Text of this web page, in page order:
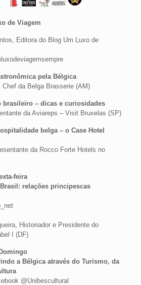
de Viagem
Editora do Blog Um Luxo de
pela Bélgica
Chef da Belga Brasserie (AM)
brasileiro – dicas e curiosidades
da Aviareps – Visit Bruxelas (SP)
belga – o Case Hotel
da Rocco Forte Hotels no
feira
relações principescas
Historiador e Presidente do
I (DF)
a Bélgica através do Turismo, da
@Unibescultural